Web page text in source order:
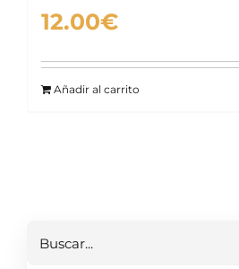
12.00€
Añadir al carrito